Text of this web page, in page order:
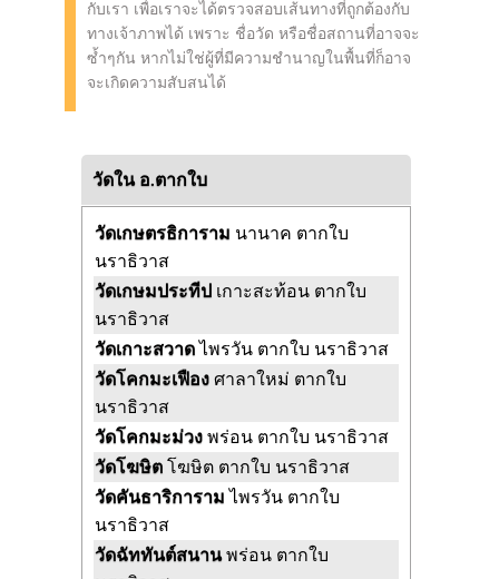
กับเรา เพื่อเราจะได้ตรวจสอบเส้นทางที่ถูกต้องกับ
ทางเจ้าภาพได้ เพราะ ชื่อวัด หรือชื่อสถานที่อาจจะ
ซ้ำๆกัน หากไม่ใช่ผู้ที่มีความชำนาญในพื้นที่ก็อาจ
จะเกิดความสับสนได้
วัดใน อ.ตากใบ
วัดเกษตรธิการาม นานาค ตากใบ
นราธิวาส
วัดเกษมประทีป เกาะสะท้อน ตากใบ
นราธิวาส
วัดเกาะสวาดไพรวัน ตากใบ นราธิวาส
วัดโคกมะเฟืองศาลาใหม่ ตากใบ
นราธิวาส
วัดโคกมะม่วงพร่อน ตากใบ นราธิวาส
วัดโฆษิต โฆษิต ตากใบ นราธิวาส
วัดคันธาริการามไพรวัน ตากใบ
นราธิวาส
วัดฉัททันต์สนานพร่อน ตากใบ